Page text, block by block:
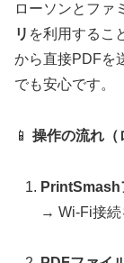
ローソンとファ
リ を利用するこ
から直接PDFを
でも安心です。
📱 操作の流れ（
PrintSmash
→ Wi-Fi接続